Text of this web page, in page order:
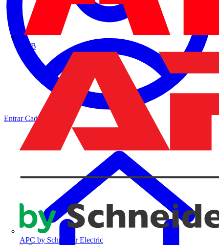
ABB
APC by Schneider Electric
EntrarCadastrar